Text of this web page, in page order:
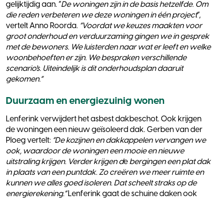
gelijktijdig aan. “De woningen zijn in de basis hetzelfde. Om
die reden verbeteren we deze woningen in één project”,
vertelt Anno Roorda. “Voordat we keuzes maakten voor
groot onderhoud en verduurzaming gingen we in gesprek
met de bewoners. We luisterden naar wat er leeft en welke
woonbehoeften er zijn. We bespraken verschillende
scenario's. Uiteindelijk is dit onderhoudsplan daaruit
gekomen.”
Duurzaam en energiezuinig wonen
Lenferink verwijdert het asbest dakbeschot. Ook krijgen
de woningen een nieuw geïsoleerd dak. Gerben van der
Ploeg vertelt: “De kozijnen en dakkappelen vervangen we
ook, waardoor de woningen een mooie en nieuwe
uitstraling krijgen. Verder krijgen de bergingen een plat dak
in plaats van een puntdak. Zo creëren we meer ruimte en
kunnen we alles goed isoleren. Dat scheelt straks op de
energierekening.”Lenferink gaat de schuine daken ook